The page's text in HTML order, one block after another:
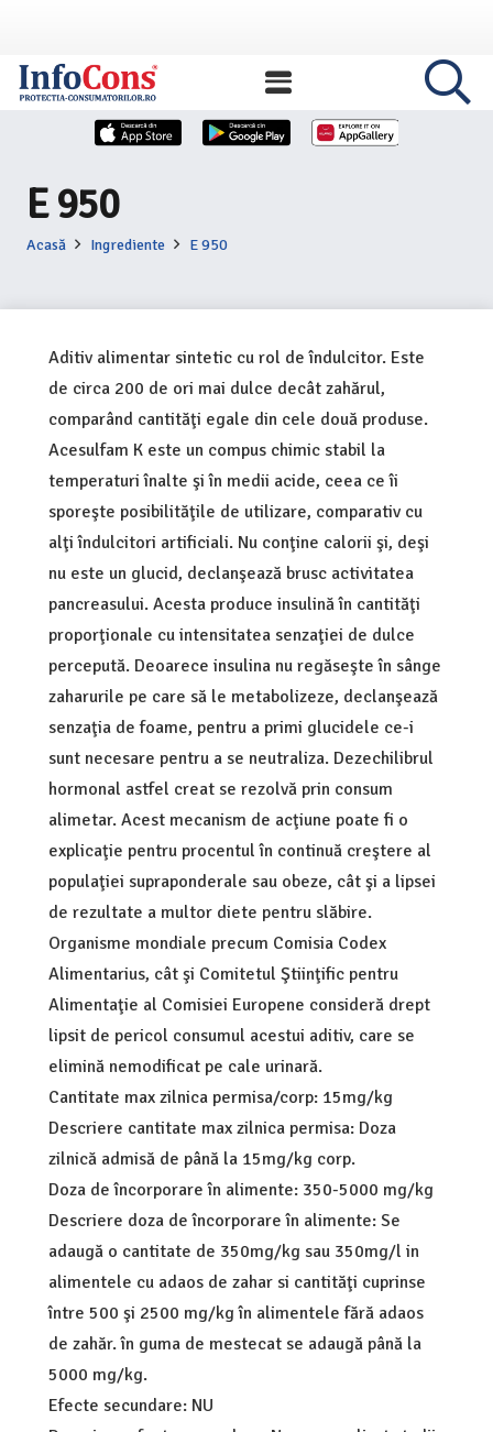
E 950
Acasă Ingrediente E 950
Aditiv alimentar sintetic cu rol de îndulcitor. Este
de circa 200 de ori mai dulce decât zahărul,
comparând cantităţi egale din cele două produse.
Acesulfam K este un compus chimic stabil la
temperaturi înalte şi în medii acide, ceea ce îi
sporeşte posibilităţile de utilizare, comparativ cu
alţi îndulcitori artificiali. Nu conţine calorii şi, deşi
nu este un glucid, declanşează brusc activitatea
pancreasului. Acesta produce insulină în cantităţi
proporţionale cu intensitatea senzaţiei de dulce
percepută. Deoarece insulina nu regăseşte în sânge
zaharurile pe care să le metabolizeze, declanşează
senzaţia de foame, pentru a primi glucidele ce-i
sunt necesare pentru a se neutraliza. Dezechilibrul
hormonal astfel creat se rezolvă prin consum
alimetar. Acest mecanism de acţiune poate fi o
explicaţie pentru procentul în continuă creştere al
populaţiei supraponderale sau obeze, cât şi a lipsei
de rezultate a multor diete pentru slăbire.
Organisme mondiale precum Comisia Codex
Alimentarius, cât şi Comitetul Ştiinţific pentru
Alimentaţie al Comisiei Europene consideră drept
lipsit de pericol consumul acestui aditiv, care se
elimină nemodificat pe cale urinară.
Cantitate max zilnica permisa/corp: 15mg/kg
Descriere cantitate max zilnica permisa: Doza
zilnică admisă de până la 15mg/kg corp.
Doza de încorporare în alimente: 350-5000 mg/kg
Descriere doza de încorporare în alimente: Se
adaugă o cantitate de 350mg/kg sau 350mg/l in
alimentele cu adaos de zahar si cantităţi cuprinse
între 500 şi 2500 mg/kg în alimentele fără adaos
de zahăr. în guma de mestecat se adaugă până la
5000 mg/kg.
Efecte secundare: NU